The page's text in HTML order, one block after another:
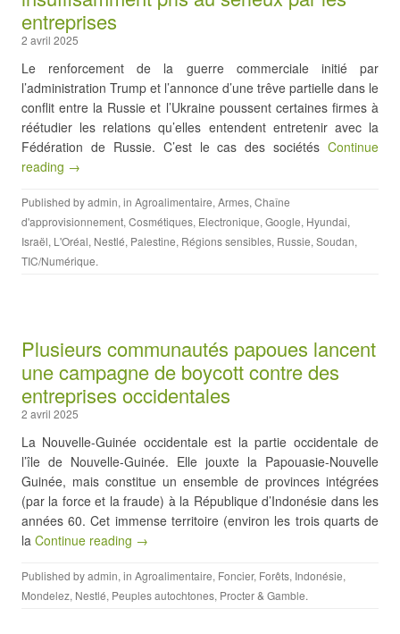
entreprises
2 avril 2025
Le renforcement de la guerre commerciale initié par
l’administration Trump et l’annonce d’une trêve partielle dans le
conflit entre la Russie et l’Ukraine poussent certaines firmes à
réétudier les relations qu’elles entendent entretenir avec la
Fédération de Russie. C’est le cas des sociétés Continue
reading →
Published byadmin, in Agroalimentaire, Armes, Chaîne
d'approvisionnement, Cosmétiques, Electronique, Google, Hyundai,
Israël, L'Oréal, Nestlé, Palestine, Régions sensibles, Russie, Soudan,
TIC/Numérique.
Plusieurs communautés papoues lancent
une campagne de boycott contre des
entreprises occidentales
2 avril 2025
La Nouvelle-Guinée occidentale est la partie occidentale de
l’île de Nouvelle-Guinée. Elle jouxte la Papouasie-Nouvelle
Guinée, mais constitue un ensemble de provinces intégrées
(par la force et la fraude) à la République d’Indonésie dans les
années 60. Cet immense territoire (environ les trois quarts de
la Continue reading →
Published byadmin, in Agroalimentaire, Foncier, Forêts, Indonésie,
Mondelez, Nestlé, Peuples autochtones, Procter & Gamble.